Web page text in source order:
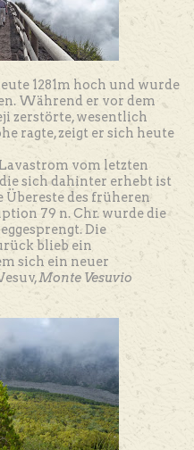
1281m hoch und wurde
Während er vor dem
zerstörte, wesentlich
ragte, zeigt er sich heute
vom letzten
sich dahinter erhebt ist
Übereste des früheren
79 n. Chr. wurde die
Die
blieb ein
sich ein neuer
Monte Vesuvio